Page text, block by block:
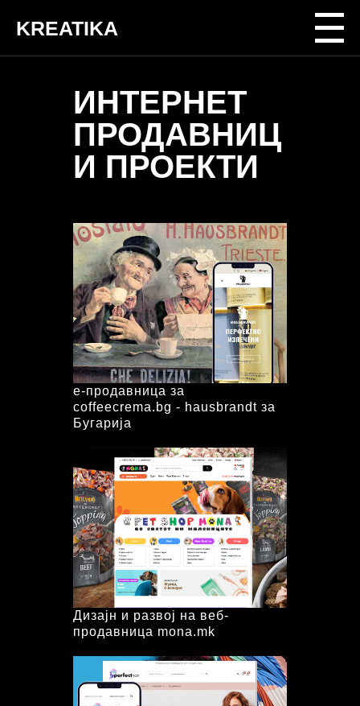
KREATIKA
ИНТЕРНЕТ
ПРОДАВНИЦ
И ПРОЕКТИ
е-продавница за
coffeecrema.bg - hausbrandt за
Бугарија
Дизајн и развој на веб-
продавница mona.mk